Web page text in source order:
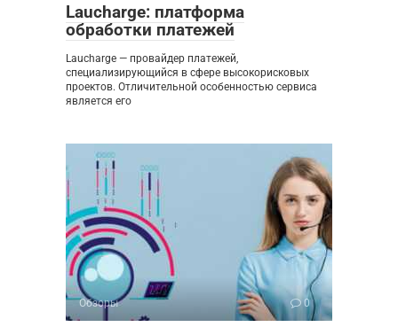
Laucharge: платформа
обработки платежей
Laucharge — провайдер платежей,
специализирующийся в сфере высокорисковых
проектов. Отличительной особенностью сервиса
является его
Обзоры 0